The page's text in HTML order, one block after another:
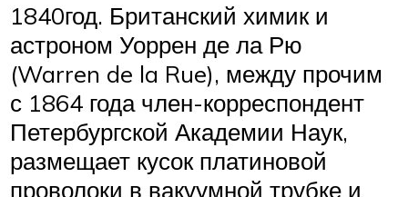
1840год. Британский химик и
астроном Уоррен де ла Рю
(Warren de la Rue), между прочим
с 1864 года член-корреспондент
Петербургской Академии Наук,
размещает кусок платиновой
проволоки в вакуумной трубке и